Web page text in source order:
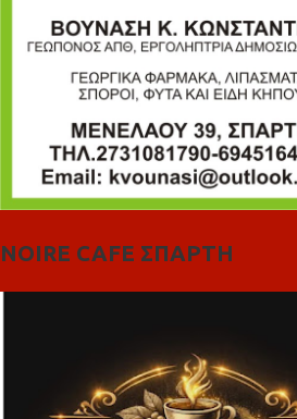
NOIRE CAFE ΣΠΑΡΤΗ